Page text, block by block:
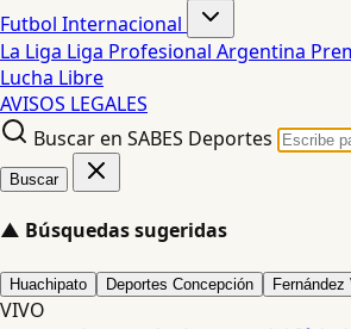
Futbol Internacional
La Liga Liga Profesional Argentina
Lucha Libre
AVISOS LEGALES
Buscar en SABES Deportes
Buscar
▲ Búsquedas sugeridas
Huachipato Deportes Concepción Fernández
VIVO